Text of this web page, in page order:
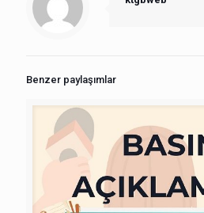
Benzer paylaşımlar